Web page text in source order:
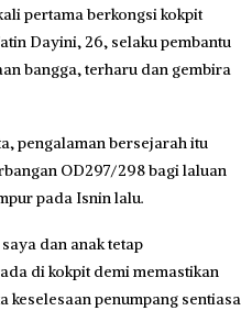
pertama berkongsi kokpit
Dayini, 26, selaku pembantu
bangga, terharu dan gembira
pengalaman bersejarah itu
OD297/298 bagi laluan
pada Isnin lalu.
dan anak tetap
di kokpit demi memastikan
keselesaan penum­pang sentiasa